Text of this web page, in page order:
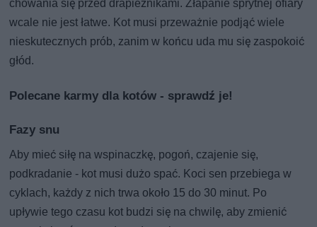
chowania się przed drapieżnikami. Złapanie sprytnej ofiary
wcale nie jest łatwe. Kot musi przeważnie podjąć wiele
nieskutecznych prób, zanim w końcu uda mu się zaspokoić
głód.
Polecane karmy dla kotów - sprawdź je!
Fazy snu
Aby mieć siłę na wspinaczkę, pogoń, czajenie się,
podkradanie - kot musi dużo spać. Koci sen przebiega w
cyklach, każdy z nich trwa około 15 do 30 minut. Po
upływie tego czasu kot budzi się na chwilę, aby zmienić